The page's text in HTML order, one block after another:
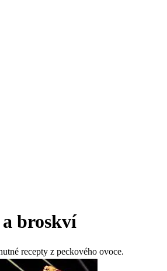
broskví
recepty z peckového ovoce.